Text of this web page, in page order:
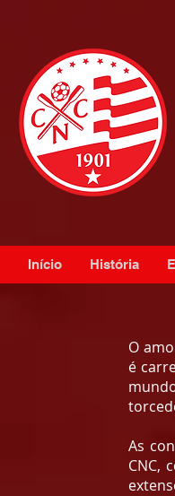
Início História
O
é
As
CNC,